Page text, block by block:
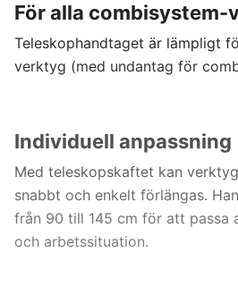
För alla combisystem-
Teleskophandtaget är lämpligt
verktyg (med undantag för
Individuell anpassning
Med teleskopskaftet kan
snabbt och enkelt förlängas.
från 90 till 145 cm för att passa
och arbetssituation.